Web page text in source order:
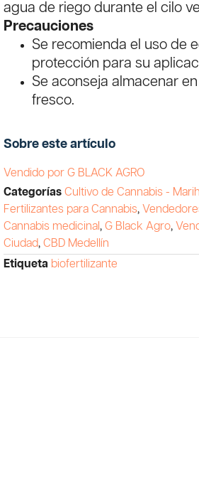
agua de riego durante el cilo
Precauciones
Se recomienda el uso de
protección para su
Se aconseja almacenar
fresco.
Sobre este artículo
Vendido por G BLACK AGRO
Categorías Cultivo de Cannabis -
Fertilizantes para Cannabis,
Cannabis medicinal,G Black Agro,
Ciudad,CBD Medellín
Etiqueta biofertilizante